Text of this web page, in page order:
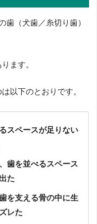
歯（犬歯／糸切り歯）
ます。
以下のとおりです。
スペースが足りない
歯を並べるスペース
た
を支える骨の中に生
レた